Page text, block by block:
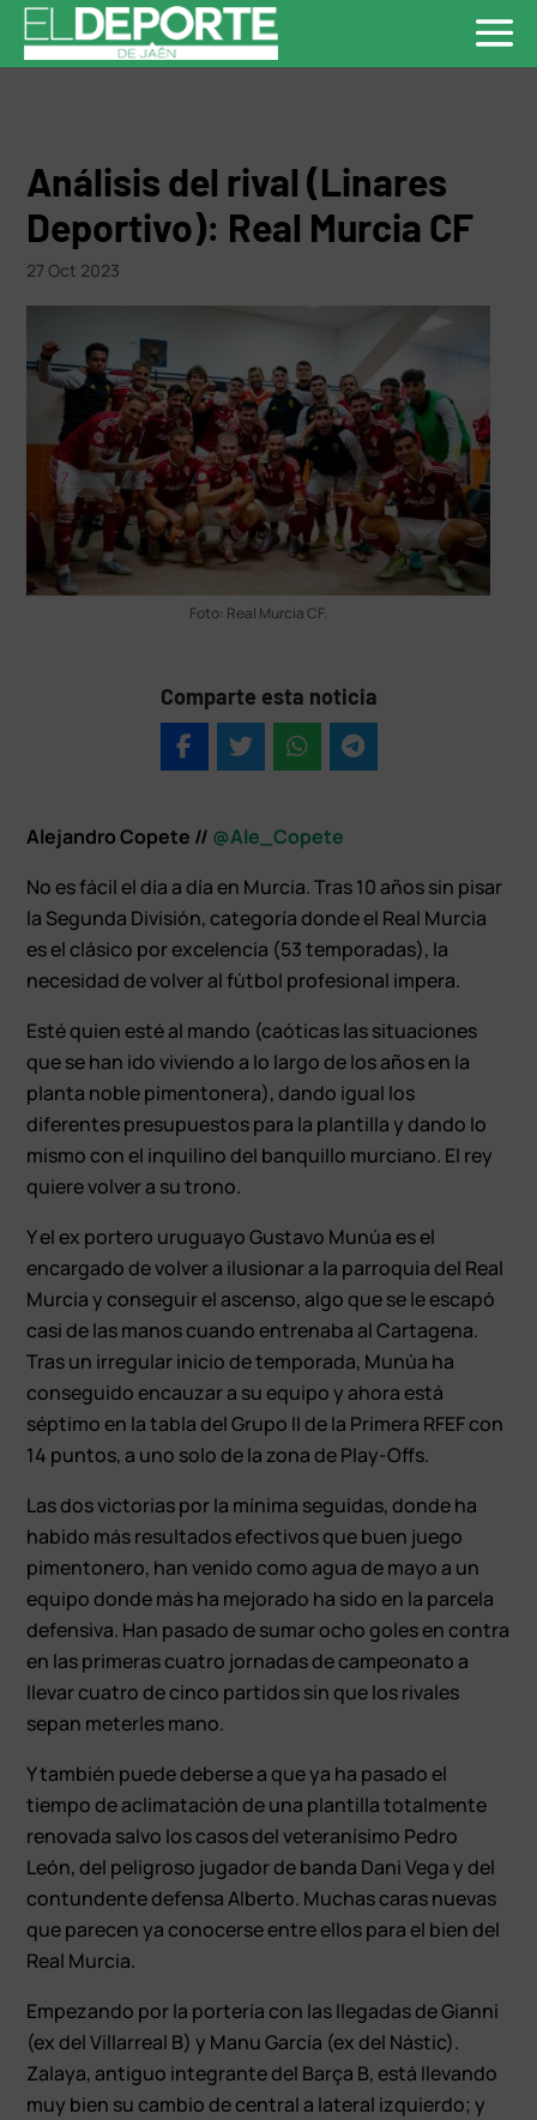
Análisis del rival (Linares
Deportivo): Real Murcia CF
27 Oct 2023
Foto: Real Murcia CF.
Comparte esta noticia
Alejandro Copete // @Ale_Copete
No es fácil el día a día en Murcia. Tras 10 años sin pisar
la Segunda División, categoría donde el Real Murcia
es el clásico por excelencia (53 temporadas), la
necesidad de volver al fútbol profesional impera.
Esté quien esté al mando (caóticas las situaciones
que se han ido viviendo a lo largo de los años en la
planta noble pimentonera), dando igual los
diferentes presupuestos para la plantilla y dando lo
mismo con el inquilino del banquillo murciano. El rey
quiere volver a su trono.
Y el ex portero uruguayo Gustavo Munúa es el
encargado de volver a ilusionar a la parroquia del Real
Murcia y conseguir el ascenso, algo que se le escapó
casi de las manos cuando entrenaba al Cartagena.
Tras un irregular inicio de temporada, Munúa ha
conseguido encauzar a su equipo y ahora está
séptimo en la tabla del Grupo II de la Primera RFEF con
14 puntos, a uno solo de la zona de Play-Offs.
Las dos victorias por la mínima seguidas, donde ha
habido más resultados efectivos que buen juego
pimentonero, han venido como agua de mayo a un
equipo donde más ha mejorado ha sido en la parcela
defensiva. Han pasado de sumar ocho goles en contra
en las primeras cuatro jornadas de campeonato a
llevar cuatro de cinco partidos sin que los rivales
sepan meterles mano.
Y también puede deberse a que ya ha pasado el
tiempo de aclimatación de una plantilla totalmente
renovada salvo los casos del veteranísimo Pedro
León, del peligroso jugador de banda Dani Vega y del
contundente defensa Alberto. Muchas caras nuevas
que parecen ya conocerse entre ellos para el bien del
Real Murcia.
Empezando por la portería con las llegadas de Gianni
(ex del Villarreal B) y Manu García (ex del Nástic).
Zalaya, antiguo integrante del Barça B, está llevando
muy bien su cambio de central a lateral izquierdo; y